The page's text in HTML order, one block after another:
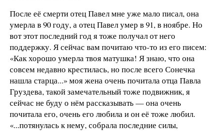
После её смерти отец Павел мне уже мало писал, она
умерла в 90 году, а отец Павел умер в 91, в ноябре. Но
вот этот последний год я тоже получал от него
поддержку. Я сейчас вам почитаю что-то из его писем:
«Как хорошо умерла твоя матушка! Я знаю, что она
совсем недавно крестилась, но после всего Сонечка
нашла старца...» моя жена очень почитала отца Павла
Груздева, такой замечательный тоже подвижник, я
сейчас не буду о нём рассказывать — она очень
почитала его, очень его любила и он её тоже любил.
«...потянулась к нему, собрала последние силы,